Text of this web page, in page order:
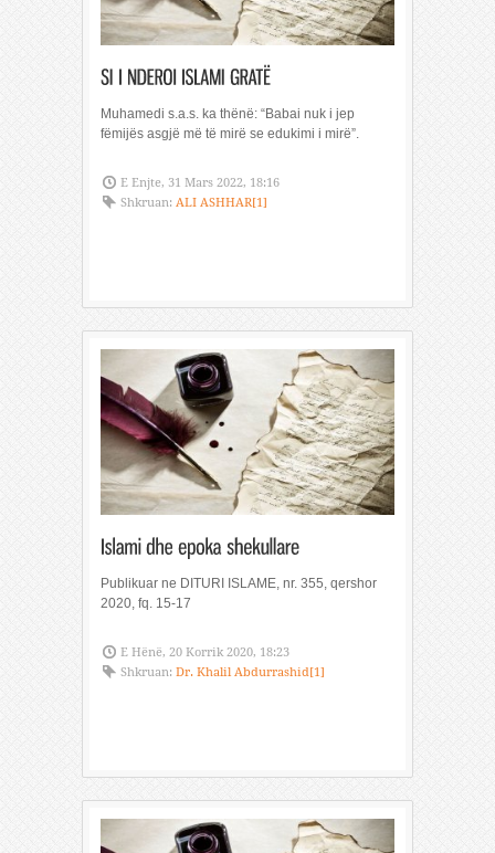
Muhamedi s.a.s. ka thënë: “Babai nuk i jep
fëmijës asgjë më të mirë se edukimi i mirë”.
E Enjte, 31 Mars 2022, 18:16
Shkruan: ALI ASHHAR[1]
Publikuar ne DITURI ISLAME, nr. 355, qershor
2020, fq. 15-17
E Hënë, 20 Korrik 2020, 18:23
Shkruan: Dr. Khalil Abdurrashid[1]